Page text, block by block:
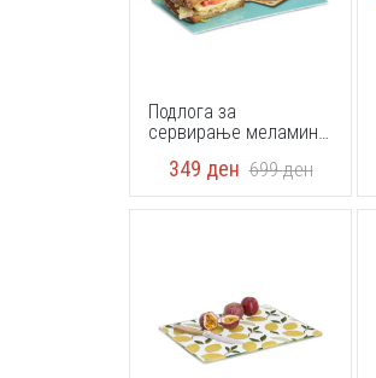
Подлога за
сервирање меламин
x 0,3 cm
349 ден 699ден